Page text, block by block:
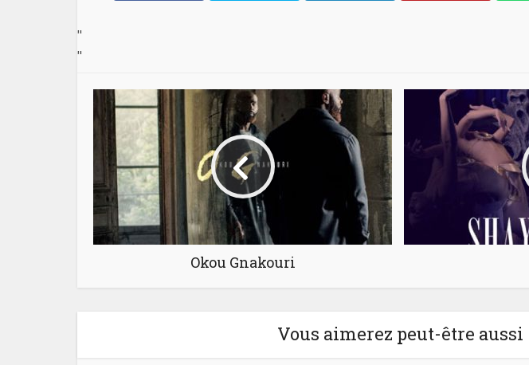
"
"
Okou Gnakouri
Vous aimerez peut-être aussi